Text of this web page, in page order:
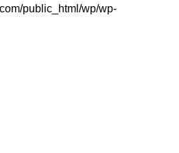
public_html/wp/wp-